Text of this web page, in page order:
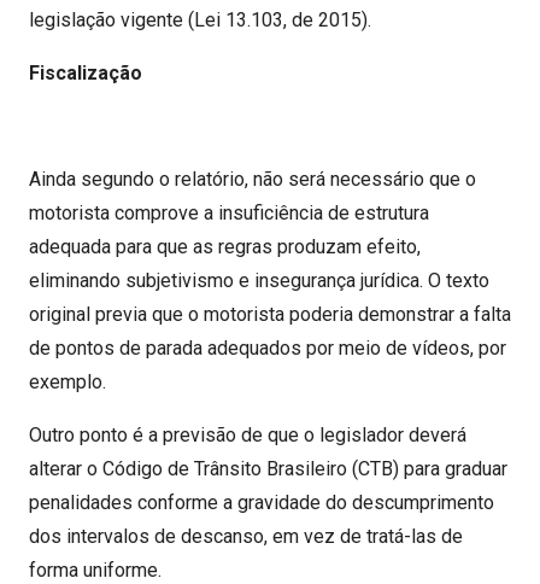
legislação vigente (Lei 13.103, de 2015).
Fiscalização
Ainda segundo o relatório, não será necessário que o
motorista comprove a insuficiência de estrutura
adequada para que as regras produzam efeito,
eliminando subjetivismo e insegurança jurídica. O texto
original previa que o motorista poderia demonstrar a falta
de pontos de parada adequados por meio de vídeos, por
exemplo.
Outro ponto é a previsão de que o legislador deverá
alterar o Código de Trânsito Brasileiro (CTB) para graduar
penalidades conforme a gravidade do descumprimento
dos intervalos de descanso, em vez de tratá-las de
forma uniforme.